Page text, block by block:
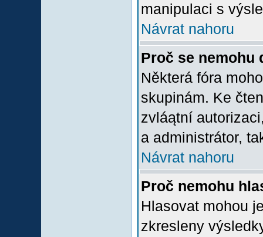
manipulaci s
Návrat nahoru
Proč se nemohu
Některá fóra
skupinám. Ke
zvláątní
a administrátor,
Návrat nahoru
Proč nemohu
Hlasovat mohou
zkresleny